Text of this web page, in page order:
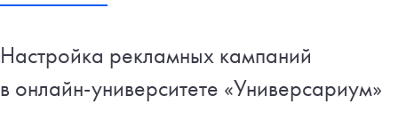
Настройка рекламных кампаний
в онлайн-университете «Универсариум»